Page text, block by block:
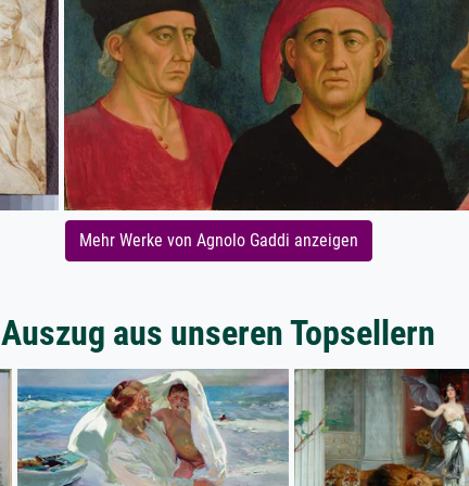
Mehr Werke von Agnolo Gaddi anzeigen
Auszug aus unseren Topsellern